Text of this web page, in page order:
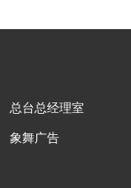
总台总经理室
象舞广告